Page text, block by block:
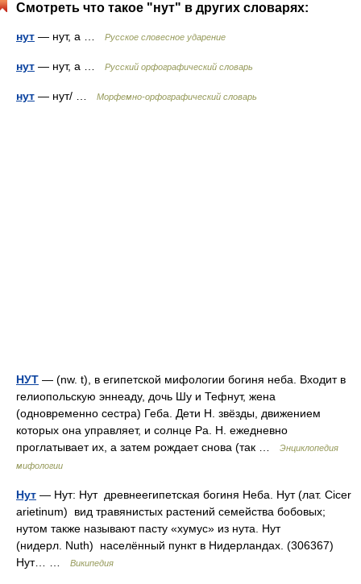
Смотреть что такое "нут" в других словарях:
нут — нут, а … Русское словесное ударение
нут — нут, а … Русский орфографический словарь
нут — нут/ … Морфемно-орфографический словарь
НУТ — (nw. t), в египетской мифологии богиня неба. Входит в
гелиопольскую эннеаду, дочь Шу и Тефнут, жена
(одновременно сестра) Геба. Дети Н. звёзды, движением
которых она управляет, и солнце Ра. Н. ежедневно
проглатывает их, а затем рождает снова (так …
Энциклопедия
мифологии
Нут — Нут: Нут древнеегипетская богиня Неба. Нут (лат. Cicer
arietinum) вид травянистых растений семейства бобовых;
нутом также называют пасту «хумус» из нута. Нут
(нидерл. Nuth) населённый пункт в Нидерландах. (306367)
Нут… …
Википедия